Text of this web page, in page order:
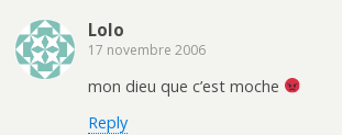
Lolo
17 novembre 2006
mon dieu que c’est moche
Reply